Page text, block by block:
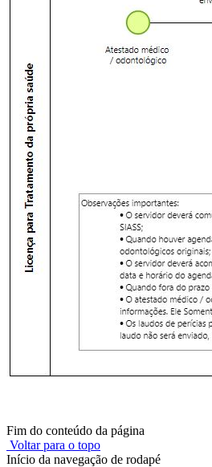
Fim do conteúdo da página
Voltar para o topo
Início da navegação de rodapé